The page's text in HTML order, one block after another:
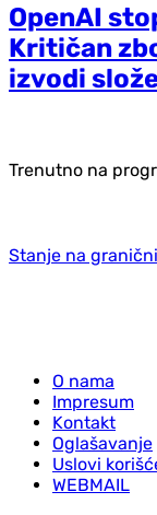
OpenAI
Kritičan
izvodi
Trenutno na
Stanje na
O nama
Impresum
Kontakt
Oglašavanje
Uslovi
WEBMAIL